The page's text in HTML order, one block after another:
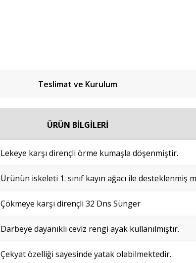
Teslimat ve Kurulum
ÜRÜN BİLGİLERİ
Lekeye karşı dirençli örme kumaşla döşenmiştir.
Ürünün iskeleti 1. sınıf kayın ağacı ile
Çökmeye karşı dirençli 32 Dns Sünger
Darbeye dayanıklı ceviz rengi ayak kullanılmıştır.
Çekyat özelliği sayesinde yatak olabilmektedir.